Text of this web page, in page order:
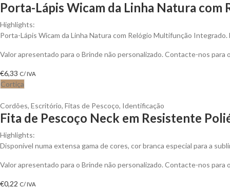
Porta-Lápis Wicam da Linha Natura
Highlights:
Porta-Lápis Wicam da Linha Natura com Relógio Multifunção
Valor apresentado para o Brinde não personalizado. Contacte-nos
€6,33 C/ IVA
Cortiça
Cordões, Escritório, Fitas de Pescoço, Identificação
Fita de Pescoço Neck em Resistente
Highlights:
Disponível numa extensa gama de cores, cor branca especial para a
Valor apresentado para o Brinde não personalizado. Contacte-nos
€0,22 C/ IVA